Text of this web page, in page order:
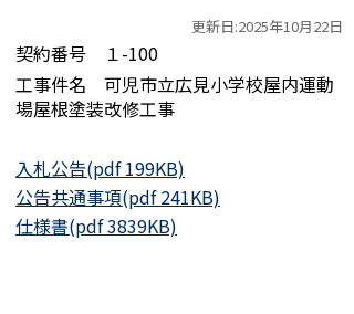
更新日:2025年10月22日
契約番号 １-100
工事件名 可児市立広見小学校屋内運動
場屋根塗装改修工事
入札公告(pdf 199KB)
公告共通事項(pdf 241KB)
仕様書(pdf 3839KB)